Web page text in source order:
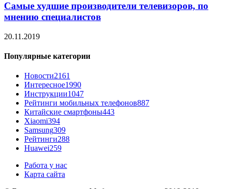
Самые худшие производители телевизоров, по
мнению специалистов
20.11.2019
Популярные категории
Новости2161
Интересное1990
Инструкции1047
Рейтинги мобильных телефонов887
Китайские смартфоны443
Xiaomi394
Samsung309
Рейтинги288
Huawei259
Работа у нас
Карта сайта